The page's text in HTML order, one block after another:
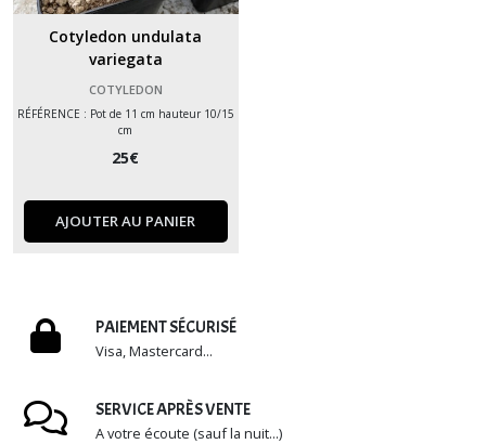
Cotyledon undulata
variegata
COTYLEDON
RÉFÉRENCE : Pot de 11 cm hauteur 10/15
cm
25€
AJOUTER AU PANIER
PAIEMENT SÉCURISÉ
Visa, Mastercard...
SERVICE APRÈS VENTE
A votre écoute (sauf la nuit...)
(5)
Euphorbia
Echeveria
Graptopetalum
Graptosedum
(1)